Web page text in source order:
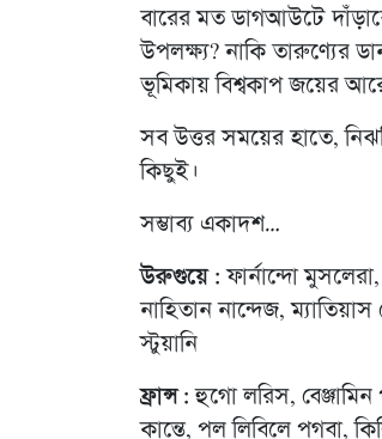
বারের মত ডাগআউটে
উপলক্ষ্য? নাকি তারুণ্যের
ভূমিকায় বিশ্বকাপ জয়ের
সব উত্তর সময়ের হাতে,
কিছুই।
সম্ভাব্য একাদশ…
উরুগুয়ে : ফার্নান্দো
নাহিতান নান্দেজ,
স্টুয়ানি
ফ্রান্স : হুগো লরিস, বেঞ্জামিন
কান্তে, পল লিবিলে পগবা,